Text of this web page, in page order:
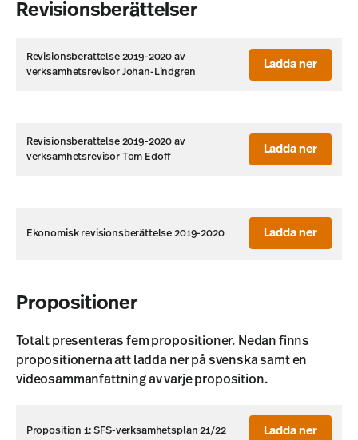
Revisionsberättelser
Revisionsberattelse 2019-2020 av
verksamhetsrevisor Johan-Lindgren
Ladda ner
Revisionsberattelse 2019-2020 av
verksamhetsrevisor Tom Edoff
Ladda ner
Ekonomisk revisionsberättelse 2019-2020 Ladda ner
Propositioner
Totalt presenteras fem propositioner. Nedan finns
propositionerna att ladda ner på svenska samt en
videosammanfattning av varje proposition.
Proposition 1: SFS-verksamhetsplan 21/22 Ladda ner